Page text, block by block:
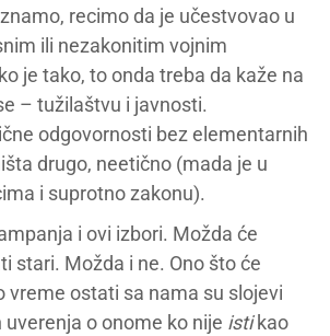
recimo da je učestvovao u
ili nezakonitim vojnim
je tako, to onda treba da kaže na
– tužilaštvu i javnosti.
odgovornosti bez elementarnih
drugo, neetično (mada je u
i suprotno zakonu).
i ovi izbori. Možda će
stari. Možda i ne. Ono što će
vreme ostati sa nama su slojevi
o onome ko nije istikao